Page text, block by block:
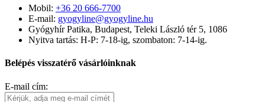
Mobil: +36 20 666-7700
E-mail: gyogyline@gyogyline.hu
Gyógyhír Patika, Budapest, Teleki László tér 5, 1086
Nyitva tartás: H-P: 7-18-ig, szombaton: 7-14-ig.
Belépés visszatérő vásárlóinknak
E-mail cím: